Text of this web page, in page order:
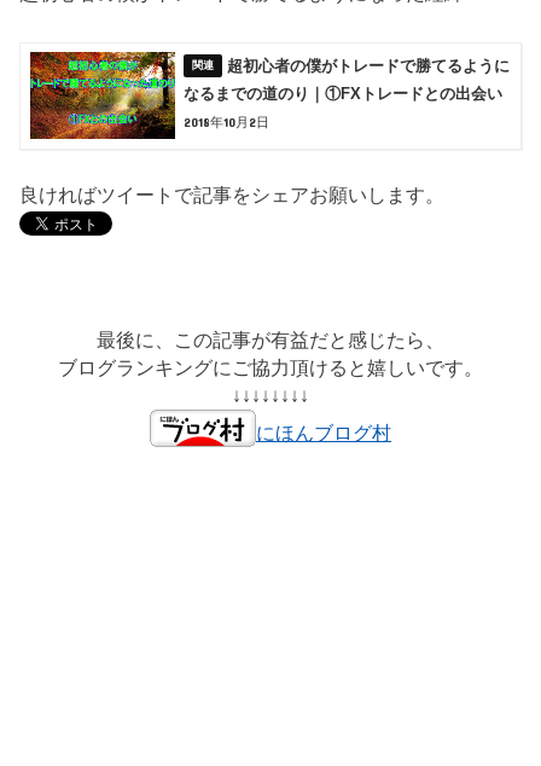
超初心者の僕がトレードで勝てるように
なるまでの道のり｜①FXトレードとの出会い
2018年10月2日
良ければツイートで記事をシェアお願いします。
最後に、この記事が有益だと感じたら、
ブログランキングにご協力頂けると嬉しいです。
↓↓↓↓↓↓↓↓
にほんブログ村